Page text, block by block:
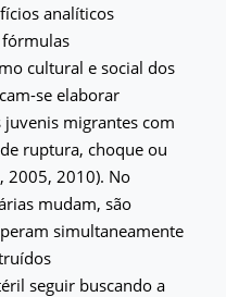
analíticos
fórmulas
cultural e social dos
se elaborar
migrantes com
ruptura, choque ou
2005, 2010). No
mudam, são
simultaneamente
seguir buscando a